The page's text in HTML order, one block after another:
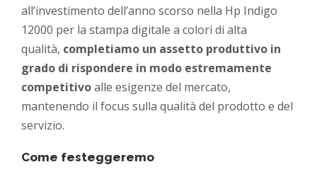
all’investimento dell’anno scorso nella Hp Indigo
12000 per la stampa digitale a colori di alta
qualità, completiamo un assetto produttivo in
grado di rispondere in modo estremamente
competitivoalle esigenze del mercato,
mantenendo il focus sulla qualità del prodotto e del
servizio.
Come festeggeremo